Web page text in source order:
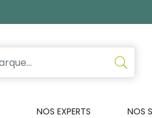
NOS EXPERTS NOS